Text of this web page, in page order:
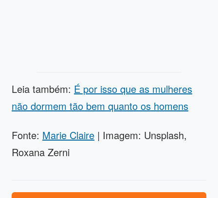
Leia também: É por isso que as mulheres
não dormem tão bem quanto os homens
Fonte: Marie Claire | Imagem: Unsplash,
Roxana Zerni